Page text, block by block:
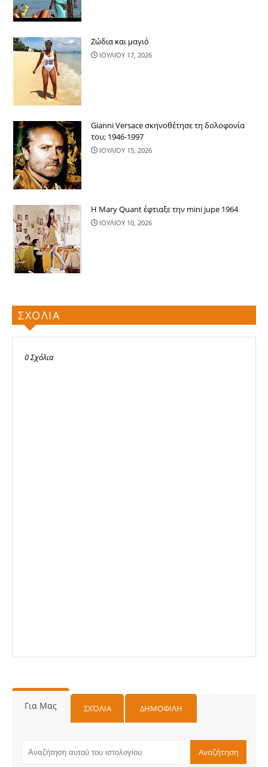
Ζώδια και μαγιό
ΙΟΥΛΙΟΥ 17, 2026
Gianni Versace σκηνοθέτησε τη δολοφονία
του; 1946-1997
ΙΟΥΛΙΟΥ 15, 2026
Η Mary Quant έφτιαξε την mini jupe 1964
ΙΟΥΛΙΟΥ 10, 2026
ΣΧΟΛΙΑ
0 Σχόλια
Για Μας ΣΧΌΛΙΑ ΔΗΜΟΦΙΛΗ